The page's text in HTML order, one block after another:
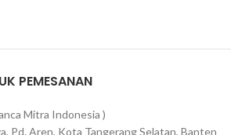
PEMESANAN
Mitra Indonesia )
Pd. Aren, Kota Tangerang Selatan, Banten